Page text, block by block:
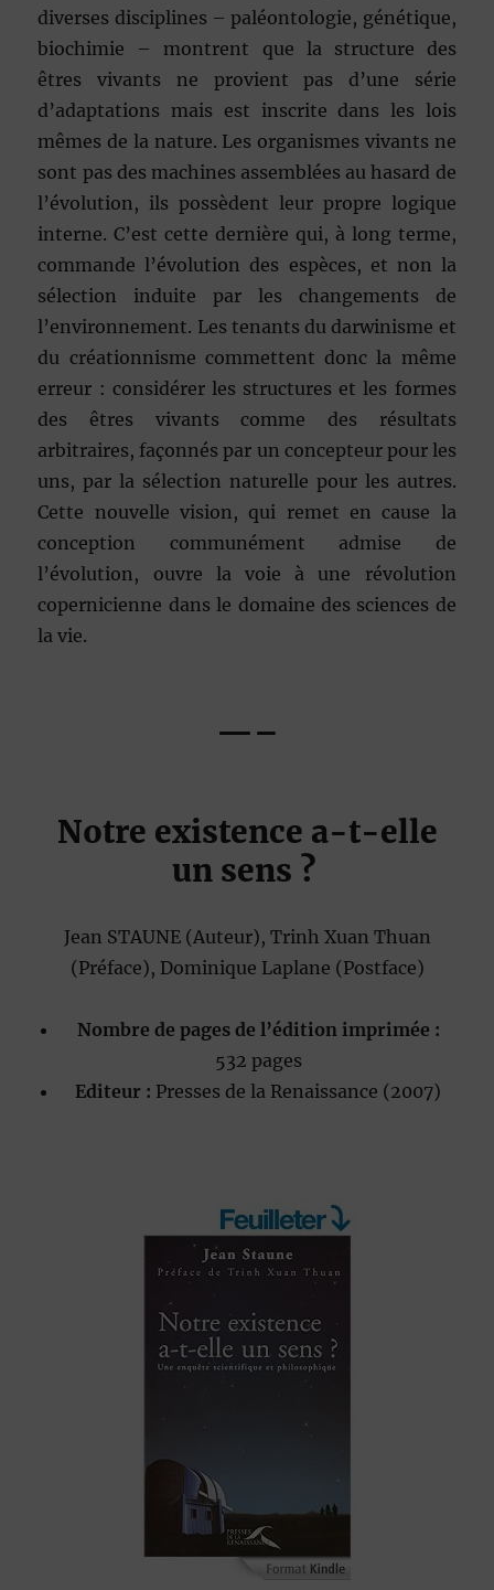
diverses disciplines – paléontologie, génétique,
biochimie – montrent que la structure des
êtres vivants ne provient pas d’une série
d’adaptations mais est inscrite dans les lois
mêmes de la nature. Les organismes vivants ne
sont pas des machines assemblées au hasard de
l’évolution, ils possèdent leur propre logique
interne. C’est cette dernière qui, à long terme,
commande l’évolution des espèces, et non la
sélection induite par les changements de
l’environnement. Les tenants du darwinisme et
du créationnisme commettent donc la même
erreur : considérer les structures et les formes
des êtres vivants comme des résultats
arbitraires, façonnés par un concepteur pour les
uns, par la sélection naturelle pour les autres.
Cette nouvelle vision, qui remet en cause la
conception communément admise de
l’évolution, ouvre la voie à une révolution
copernicienne dans le domaine des sciences de
la vie.
—–
Notre existence a-t-elle
un sens ?
Jean STAUNE (Auteur), Trinh Xuan Thuan
(Préface), Dominique Laplane (Postface)
Nombre de pages de l’édition imprimée :
532 pages
Editeur : Presses de la Renaissance (2007)